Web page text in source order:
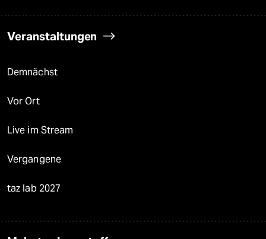
Veranstaltungen
Demnächst
Vor Ort
Live im Stream
Vergangene
taz lab 2027